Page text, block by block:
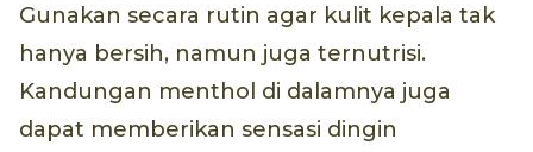
Gunakan secara rutin agar kulit kepala tak
hanya bersih, namun juga ternutrisi.
Kandungan menthol di dalamnya juga
dapat memberikan sensasi dingin